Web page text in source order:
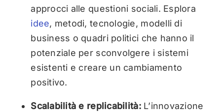
approcci alle questioni sociali. Esplora
idee, metodi, tecnologie, modelli di
business o quadri politici che hanno il
potenziale per sconvolgere i sistemi
esistenti e creare un cambiamento
positivo.
Scalabilità e replicabilità:L’innovazione